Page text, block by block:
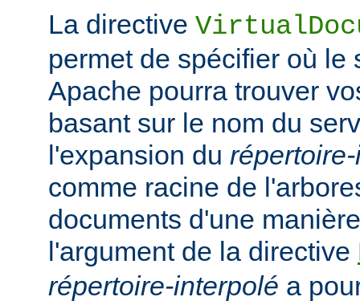
La directive
permet de spécifier où le
Apache pourra trouver
basant sur le nom du
l'expansion du
comme racine de
documents d'une
l'argument de la directive
répertoire-interpolé a